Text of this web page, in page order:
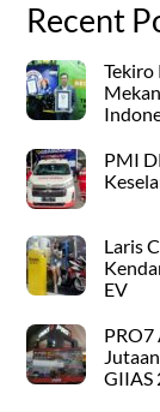
Recent
Tekiro
PMI
Laris
EV
PRO7
GIIAS